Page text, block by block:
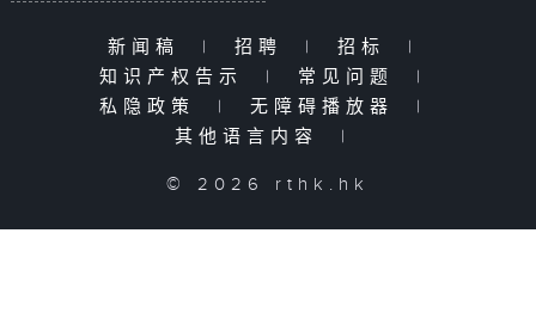
新闻稿 | 招聘 | 招标
|
知识产权告示
| 常见问题
|
私隐政策
| 无障碍播放器
|
其他语言内容
|
© 2026 rthk.hk